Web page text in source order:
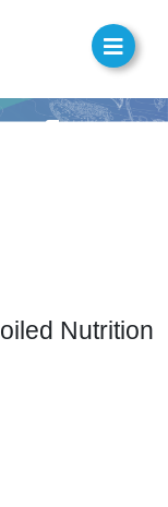
Nutrition